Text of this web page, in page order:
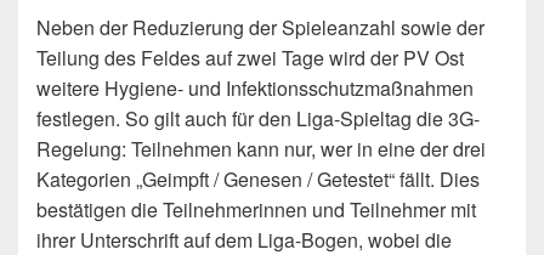
Neben der Reduzierung der Spieleanzahl sowie der
Teilung des Feldes auf zwei Tage wird der PV Ost
weitere Hygiene- und Infektionsschutzmaßnahmen
festlegen. So gilt auch für den Liga-Spieltag die 3G-
Regelung: Teilnehmen kann nur, wer in eine der drei
Kategorien „Geimpft / Genesen / Getestet“ fällt. Dies
bestätigen die Teilnehmerinnen und Teilnehmer mit
ihrer Unterschrift auf dem Liga-Bogen, wobei die